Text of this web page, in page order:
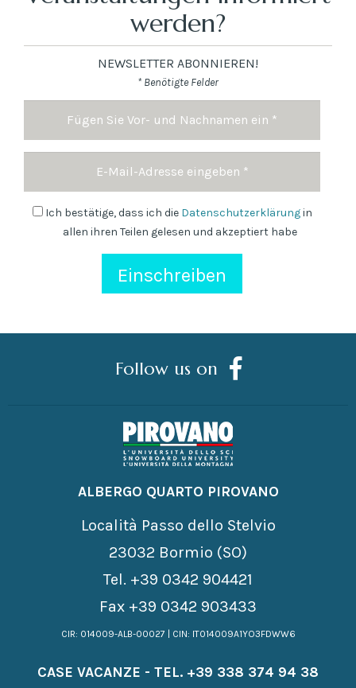
werden?
NEWSLETTER ABONNIEREN!
* Benötigte Felder
und
mail
Newsletter
Ich bestätige, dass ich die Datenschutzerklärungin
allen ihren Teilen gelesen und akzeptiert habe
Follow us on
ALBERGO QUARTO PIROVANO
Località Passo dello Stelvio
23032 Bormio (SO)
Tel. +39 0342 904421
Fax +39 0342 903433
CIR: 014009-ALB-00027 | CIN: IT014009A1YO3FDWW6
CASE VACANZE - TEL. +39 338 374 94 38